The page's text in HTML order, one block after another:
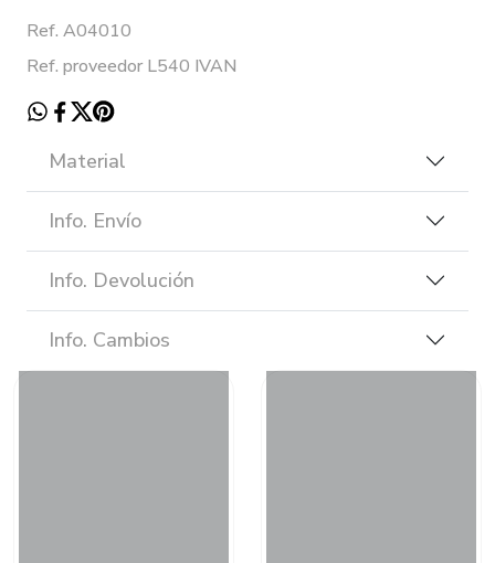
Ref. A04010
Ref. proveedor L540 IVAN
Material
Info. Envío
Info. Devolución
Info. Cambios